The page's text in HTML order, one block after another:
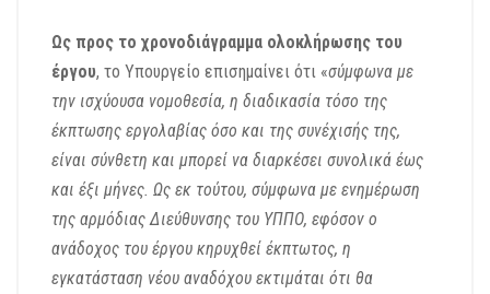
Ως προς το χρονοδιάγραμμα ολοκλήρωσης του
έργου, το Υπουργείο επισημαίνει ότι «σύμφωνα με
την ισχύουσα νομοθεσία, η διαδικασία τόσο της
έκπτωσης εργολαβίας όσο και της συνέχισής της,
είναι σύνθετη και μπορεί να διαρκέσει συνολικά έως
και έξι μήνες. Ως εκ τούτου, σύμφωνα με ενημέρωση
της αρμόδιας Διεύθυνσης του ΥΠΠΟ, εφόσον ο
ανάδοχος του έργου κηρυχθεί έκπτωτος, η
εγκατάσταση νέου αναδόχου εκτιμάται ότι θα